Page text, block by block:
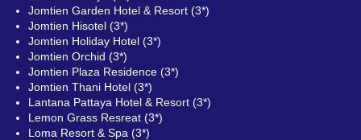
Jomtien Garden Hotel & Resort (3*)
Jomtien Hisotel (3*)
Jomtien Holiday Hotel (3*)
Jomtien Orchid (3*)
Jomtien Plaza Residence (3*)
Jomtien Thani Hotel (3*)
Lantana Pattaya Hotel & Resort (3*)
Lemon Grass Resreat (3*)
Loma Resort & Spa (3*)